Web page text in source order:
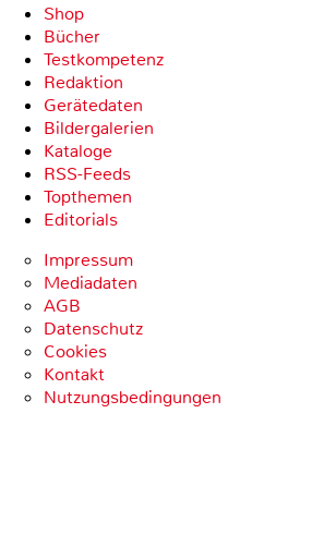
Shop
Bücher
Testkompetenz
Redaktion
Gerätedaten
Bildergalerien
Kataloge
RSS-Feeds
Topthemen
Editorials
Impressum
Mediadaten
AGB
Datenschutz
Cookies
Kontakt
Nutzungsbedingungen